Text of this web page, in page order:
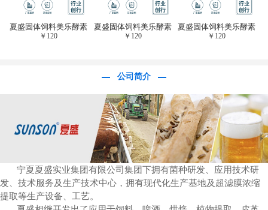
夏盛固体饲料美乐酵素
(水产海参海胆专
￥ 120
夏盛固体饲料美乐酵素
(水产海参海胆专
￥ 120
夏盛固体饲料美乐酵素
(水产海参海胆专
￥ 120
公司简介
宁夏夏盛实业集团有限公司集团下拥有菌种研发、应用技术研
发、技术服务及生产技术中心，拥有现代化生产基地及超滤膜浓缩
提取等生产设备、工艺。